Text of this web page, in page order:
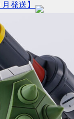
発送】